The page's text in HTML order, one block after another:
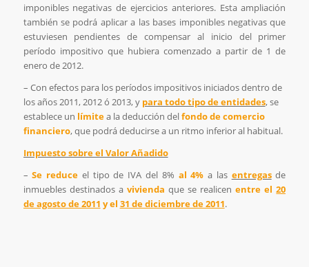
imponibles negativas de ejercicios anteriores. Esta ampliación
también se podrá aplicar a las bases imponibles negativas que
estuviesen pendientes de compensar al inicio del primer
período impositivo que hubiera comenzado a partir de 1 de
enero de 2012.
– Con efectos para los períodos impositivos iniciados dentro de
los años 2011, 2012 ó 2013, y para todo tipo de entidades, se
establece un límitea la deducción delfondo de comercio
financiero, que podrá deducirse a un ritmo inferior al habitual.
Impuesto sobre el Valor Añadido
–Se reduce el tipo de IVA del 8% al 4% a las entregasde
inmuebles destinados a vivienda que se realicenentre el20
de agosto de 2011 y el 31 de diciembre de 2011.